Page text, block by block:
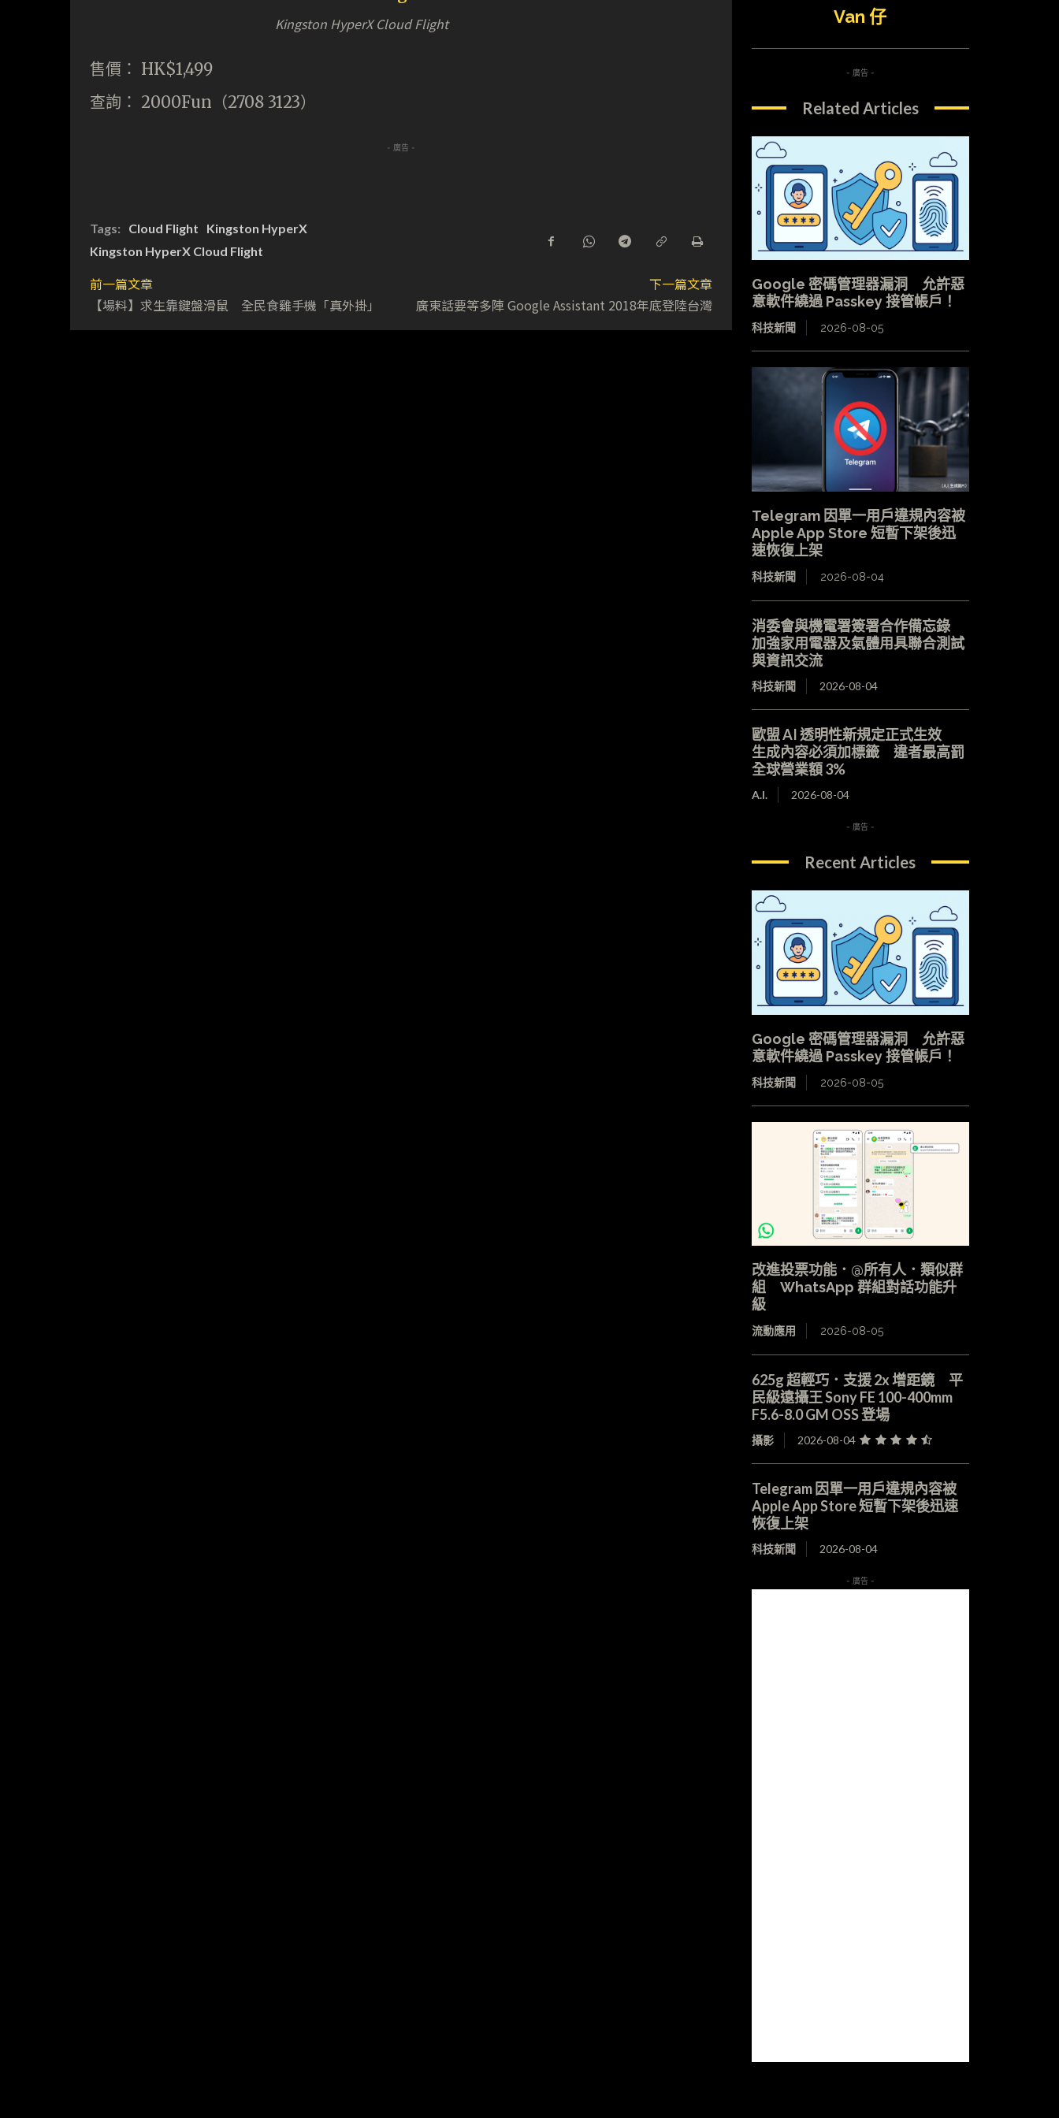
Kingston HyperX Cloud Flight
售價： HK$1,499
查詢： 2000Fun（2708 3123）
- 廣告 -
Tags: Cloud Flight
Kingston HyperX
Kingston HyperX Cloud Flight
前一篇文章
【場料】求生靠鍵盤滑鼠 全民食雞手機「真外掛」
下一篇文章
廣東話要等多陣 Google Assistant 2018年底登陸台灣
Van 仔
- 廣告 -
Related Articles
Google 密碼管理器漏洞 允許惡
意軟件繞過 Passkey 接管帳戶！
科技新聞 2026-08-05
Telegram 因單一用戶違規內容被
Apple App Store 短暫下架後迅
速恢復上架
科技新聞 2026-08-04
消委會與機電署簽署合作備忘錄
加強家用電器及氣體用具聯合測試
與資訊交流
科技新聞 2026-08-04
歐盟 AI 透明性新規定正式生效
生成內容必須加標籤 違者最高罰
全球營業額 3%
A.I. 2026-08-04
- 廣告 -
Recent Articles
Google 密碼管理器漏洞 允許惡
意軟件繞過 Passkey 接管帳戶！
科技新聞 2026-08-05
改進投票功能．@所有人．類似群
組 WhatsApp 群組對話功能升
級
流動應用 2026-08-05
625g 超輕巧．支援 2x 增距鏡 平
民級遠攝王 Sony FE 100-400mm
F5.6-8.0 GM OSS 登場
攝影 2026-08-04
Telegram 因單一用戶違規內容被
Apple App Store 短暫下架後迅速
恢復上架
科技新聞 2026-08-04
- 廣告 -